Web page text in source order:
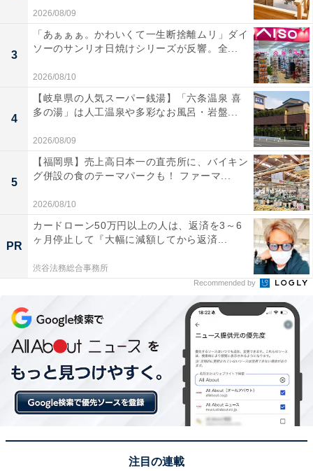
2026/08/09
3
「あぁぁぁ。かわいくて一生断捨離ムリ」ダイ
ソーのサンリオ日焼けシリーズが反響。全...
2026/08/10
4
【岐阜県の人気スーパー銭湯】「六条温泉 喜
多の湯」は人工温泉や多彩なお風呂・岩盤...
2026/08/09
5
【福岡県】売上高日本一の直売所に、バイキン
グ併設の食のテーマパークも！ ファーマ...
2026/08/10
PR
カードローン50万円以上の人は、返済を3～6
ヶ月停止して『大幅に減額してから返済...
渋谷法務総合事務所
Recommended by
注目の連載